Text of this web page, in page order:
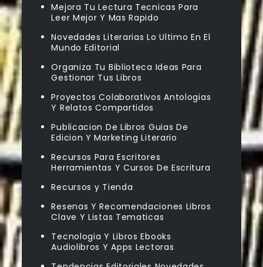
Mejora Tu Lectura Tecnicas Para
Leer Mejor Y Mas Rapido
Novedades Literarias Lo Ultimo En El
Mundo Editorial
Organiza Tu Biblioteca Ideas Para
Gestionar Tus Libros
Proyectos Colaborativos Antologias
Y Relatos Compartidos
Publicacion De Libros Guias De
Edicion Y Marketing Literario
Recursos Para Escritores
Herramientas Y Cursos De Escritura
Recursos y Tienda
Resenas Y Recomendaciones Libros
Clave Y Listas Tematicas
Tecnologia Y Libros Ebooks
Audiolibros Y Apps Lectoras